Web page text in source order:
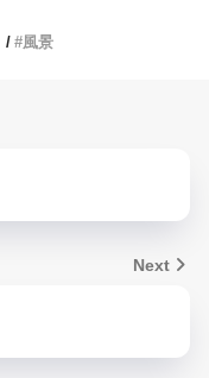
風景
Next